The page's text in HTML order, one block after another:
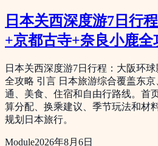
日本关西深度游7日行
+京都古寺+奈良小鹿全
日本关西深度游7日行程：大阪环
全攻略 引言 日本旅游综合覆盖东
通、美食、住宿和自由行路线。首
算分配、换乘建议、季节玩法和材
规划日本旅行。
Module2026年8月6日